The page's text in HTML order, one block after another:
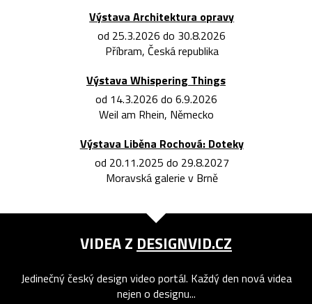
Výstava Architektura opravy
od 25.3.2026 do 30.8.2026
Příbram, Česká republika
Výstava Whispering Things
od 14.3.2026 do 6.9.2026
Weil am Rhein, Německo
Výstava Liběna Rochová: Doteky
od 20.11.2025 do 29.8.2027
Moravská galerie v Brně
VIDEA Z DESIGNVID.CZ
Jedinečný český design video portál. Každý den nová videa
nejen o designu...